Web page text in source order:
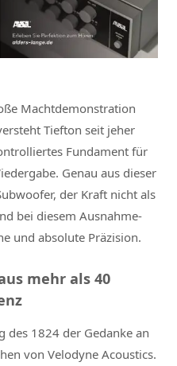
Machtdemonstration
Tiefton seit jeher
Fundament für
Genau aus dieser
der Kraft nicht als
bei diesem Ausnahme-
und absolute Präzision.
mehr als 40
des 1824 der Gedanke an
von Velodyne Acoustics.